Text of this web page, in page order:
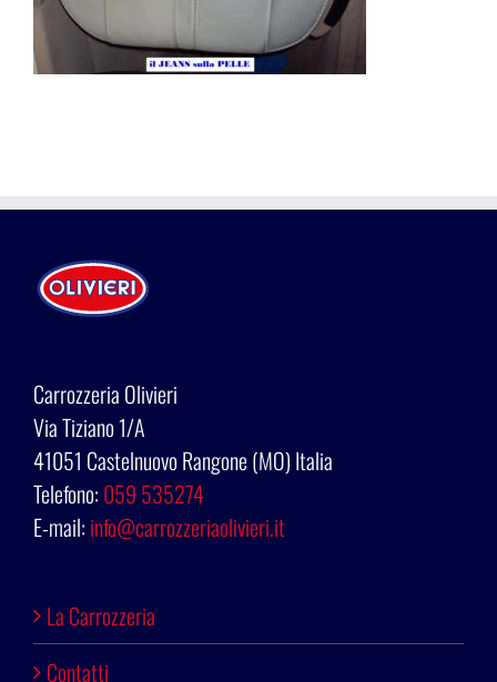
Carrozzeria Olivieri
Via Tiziano 1/A
41051 Castelnuovo Rangone (MO) Italia
Telefono: 059 535274
E-mail: info@carrozzeriaolivieri.it
La Carrozzeria
Contatti